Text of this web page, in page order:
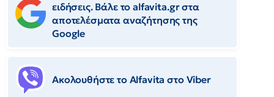
ειδήσεις. Βάλε το alfavita.gr στα
αποτελέσματα αναζήτησης της
Google
Ακολουθήστε το Αlfavita στο Viber